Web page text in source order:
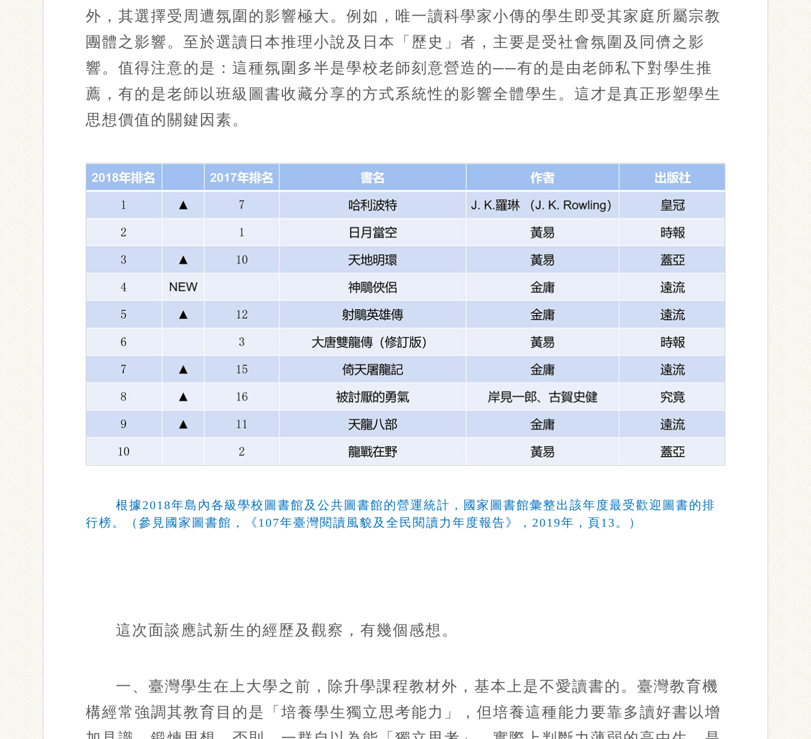
外，其選擇受周遭氛圍的影響極大。例如，唯一讀科學家小傳的學生即受其家庭所屬宗教
團體之影響。至於選讀日本推理小說及日本「歷史」者，主要是受社會氛圍及同儕之影
響。值得注意的是：這種氛圍多半是學校老師刻意營造的──有的是由老師私下對學生推
薦，有的是老師以班級圖書收藏分享的方式系統性的影響全體學生。這才是真正形塑學生
思想價值的關鍵因素。
根據2018年島內各級學校圖書館及公共圖書館的營運統計，國家圖書館彙整出該年度最受歡迎圖書的排
行榜。（參見國家圖書館，《107年臺灣閱讀風貌及全民閱讀力年度報告》，2019年，頁13。）
這次面談應試新生的經歷及觀察，有幾個感想。
一、臺灣學生在上大學之前，除升學課程教材外，基本上是不愛讀書的。臺灣教育機
構經常強調其教育目的是「培養學生獨立思考能力」，但培養這種能力要靠多讀好書以增